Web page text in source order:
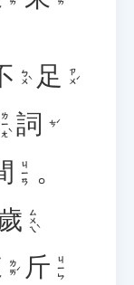
ㄅㄨˋ 足 ㄗㄨˊ
ㄌㄧㄤˋ 詞 ㄘˊ
ㄐㄧㄢ 。
歲 ㄙㄨㄟˋ
ㄌㄞˊ 斤 ㄐㄧㄣ